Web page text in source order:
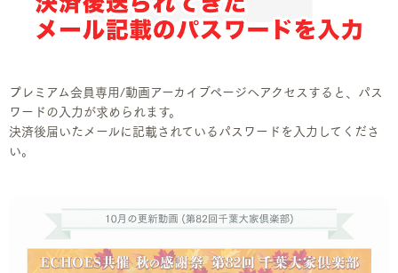
プレミアム会員専用/動画アーカイブページへアクセスすると、パス
ワードの入力が求められます。
決済後届いたメールに記載されているパスワードを入力してくださ
い。